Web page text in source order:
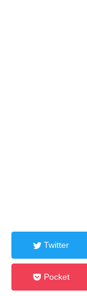
Twitter
Pocket